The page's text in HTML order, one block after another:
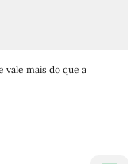
vale mais do que a